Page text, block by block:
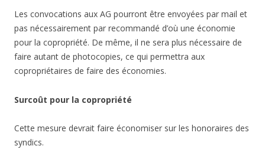
Les convocations aux AG pourront être envoyées par mail et
pas nécessairement par recommandé d’où une économie
pour la copropriété. De même, il ne sera plus nécessaire de
faire autant de photocopies, ce qui permettra aux
copropriétaires de faire des économies.
Surcoût pour la copropriété
Cette mesure devrait faire économiser sur les honoraires des
syndics.